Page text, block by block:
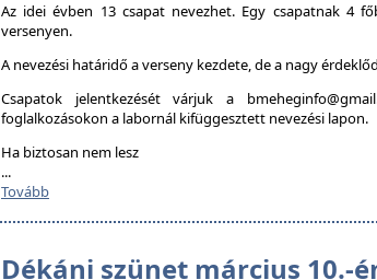
Az idei évben 13 csapat nevezhet. Egy csapatnak 4
versenyen.
A nevezési határidő a verseny kezdete, de a nagy
Csapatok jelentkezését várjuk a
foglalkozásokon a labornál kifüggesztett nevezési lapon.
Ha biztosan nem lesz
...
Tovább
Dékáni szünet március 10.-